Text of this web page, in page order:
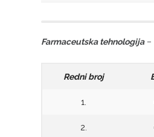
Farmaceutska tehnologija–
Redni broj
1.
2.